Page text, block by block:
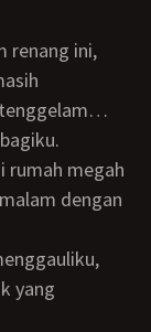
tenggelam…
dengan
yang